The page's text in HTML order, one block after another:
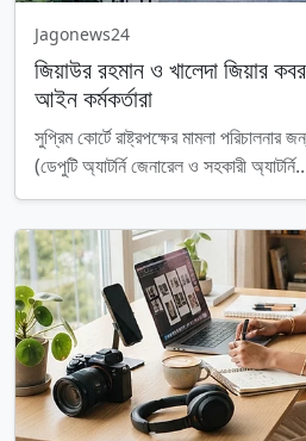
Jagonews24
জিয়াউর রহমান ও খালেদা জিয়ার
আইন কর্মকর্তারা
সুপ্রিম কোর্টে রাষ্ট্রপক্ষের মামলা
(ডেপুটি অ্যাটর্নি জেনারেল ও সহকারী